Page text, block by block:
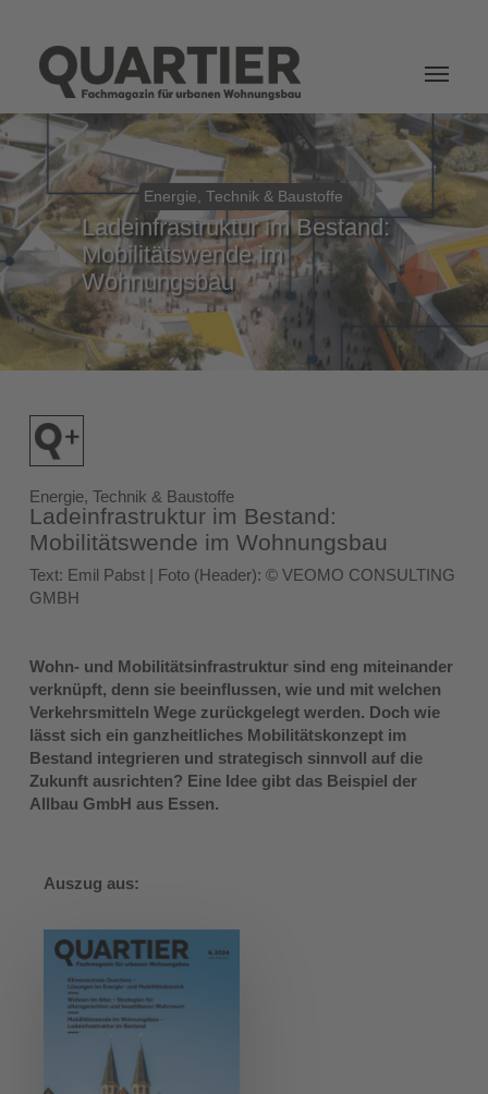
Energie, Technik & Baustoffe
Ladeinfrastruktur im Bestand:
Mobilitätswende im
Wohnungsbau
Energie, Technik & Baustoffe
Ladeinfrastruktur im Bestand:
Mobilitätswende im Wohnungsbau
Text: Emil Pabst | Foto (Header): © VEOMO CONSULTING
GMBH
Wohn- und Mobilitätsinfrastruktur sind eng miteinander
verknüpft, denn sie beeinflussen, wie und mit welchen
Verkehrsmitteln Wege zurückgelegt werden. Doch wie
lässt sich ein ganzheitliches Mobilitätskonzept im
Bestand integrieren und strategisch sinnvoll auf die
Zukunft ausrichten? Eine Idee gibt das Beispiel der
Allbau GmbH aus Essen.
Auszug aus: